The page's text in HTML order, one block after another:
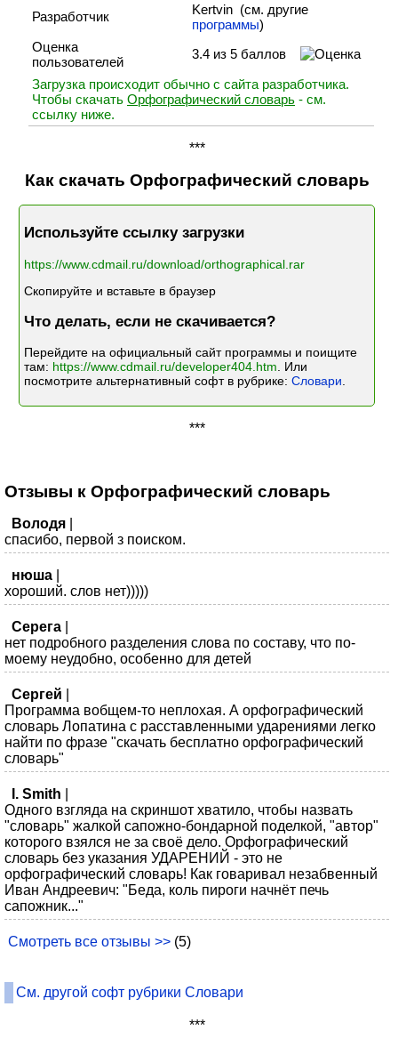
Разработчик
Kertvin (cм. другие
программы)
Оценка
пользователей
3.4 из 5 баллов
Загрузка происходит обычно с сайта разработчика.
Чтобы скачать Орфографический словарь - см.
ссылку ниже.
***
Как скачать Орфографический словарь
Используйте ссылку загрузки
https://www.cdmail.ru/download/orthographical.rar
Скопируйте и вставьте в браузер
Что делать, если не скачивается?
Перейдите на официальный сайт программы и поищите
там: https://www.cdmail.ru/developer404.htm . Или
посмотрите альтернативный софт в рубрике: Словари
***
Отзывы к Орфографический словарь
Володя
спасибо, первой з поиском.
нюша
хороший. слов нет)))))
Серега
нет подробного разделения слова по составу, что по-
моему неудобно, особенно для детей
Cергей
Программа вобщем-то неплохая. А орфографический
словарь Лопатина с расставленными ударениями легко
найти по фразе "скачать бесплатно орфографический
словарь"
I. Smith
Одного взгляда на скриншот хватило, чтобы назвать
"словарь" жалкой сапожно-бондарной поделкой, "автор"
которого взялся не за своё дело. Орфографический
словарь без указания УДАРЕНИЙ - это не
орфографический словарь! Как говаривал незабвенный
Иван Андреевич: "Беда, коль пироги начнёт печь
сапожник..."
Смотреть все отзывы >> (5)
См. другой софт рубрики Словари
***